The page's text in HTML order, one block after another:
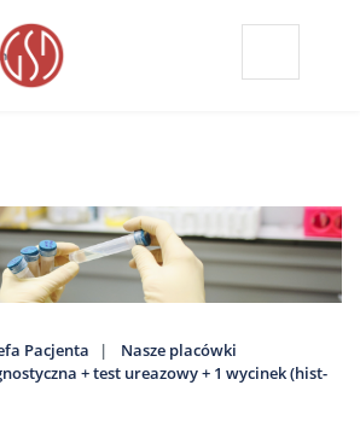
Pacjenta
Nasze placówki
+ test ureazowy + 1 wycinek (hist-